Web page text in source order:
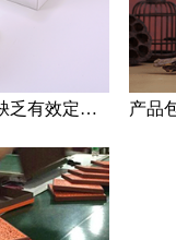
产品包装定制雷区之：缺乏有效定位与过度依赖乙方